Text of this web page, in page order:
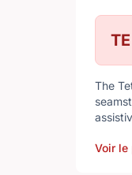
TE
The
Voir